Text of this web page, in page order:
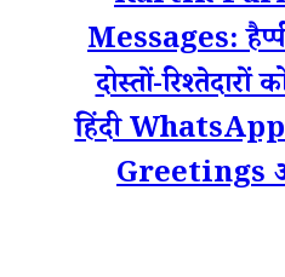
Messages: हैप्पी
दोस्तों-
हिंदी
Greetings